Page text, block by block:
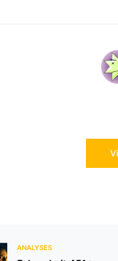
ANALYSES